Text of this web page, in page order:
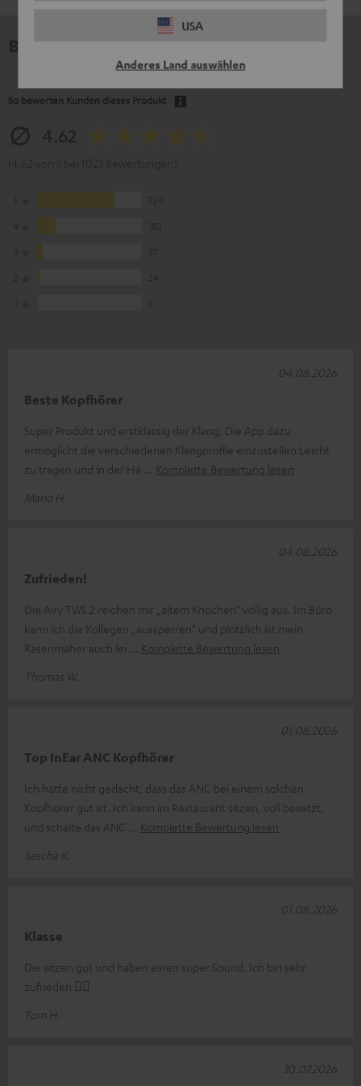
USA
Anderes Land auswählen
So bewerten Kunden dieses Produkt
Beste Kopfhörer
Super Produkt und erstklassig der Klang. Die App dazu
ermöglicht die verschiedenen Klangprofile einzustellen Leicht
zu tragen und in der Ha
Komplette Bewertung lesen
Mario H.
04.08.2026
Zufrieden!
Die Airy TWS 2 reichen mir „altem Knochen“ völlig aus. Im Büro
kann ich die Kollegen „aussperren“ und plötzlich ist mein
Rasenmäher auch lei
Komplette Bewertung lesen
Thomas W.
04.08.2026
Top InEar ANC Kopfhörer
Ich hätte nicht gedacht, dass das ANC bei einem solchen
Kopfhörer gut ist. Ich kann im Restaurant sitzen, voll besetzt,
und schalte das ANC
Komplette Bewertung lesen
Sascha K.
01.08.2026
Klasse
Die sitzen gut und haben einen super Sound. Ich bin sehr
zufrieden 👍🏻
Tom H.
01.08.2026
30.07.2026